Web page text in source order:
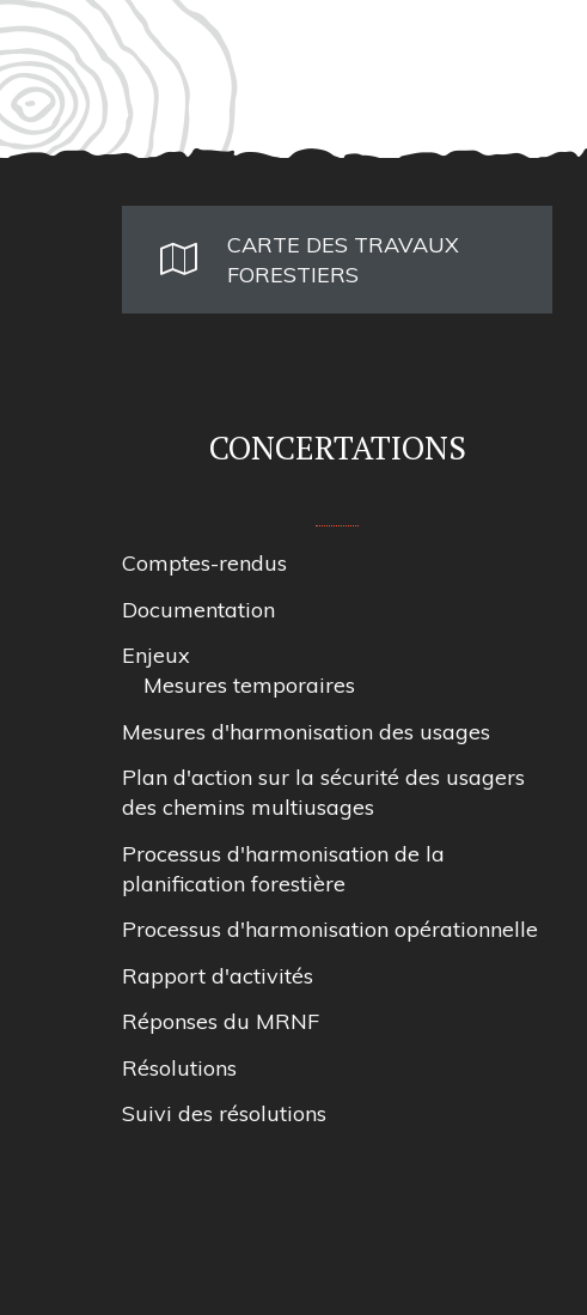
CARTE DES TRAVAUX
FORESTIERS
CONCERTATIONS
Comptes-rendus
Documentation
Enjeux
Mesures temporaires
Mesures d'harmonisation des usages
Plan d'action sur la sécurité des usagers
des chemins multiusages
Processus d'harmonisation de la
planification forestière
Processus d'harmonisation opérationnelle
Rapport d'activités
Réponses du MRNF
Résolutions
Suivi des résolutions